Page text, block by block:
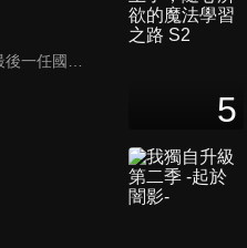
5